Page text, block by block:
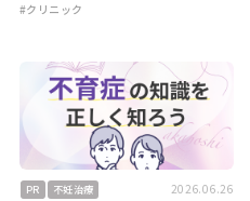
#クリニック
PR 不妊治療 2026.06.26